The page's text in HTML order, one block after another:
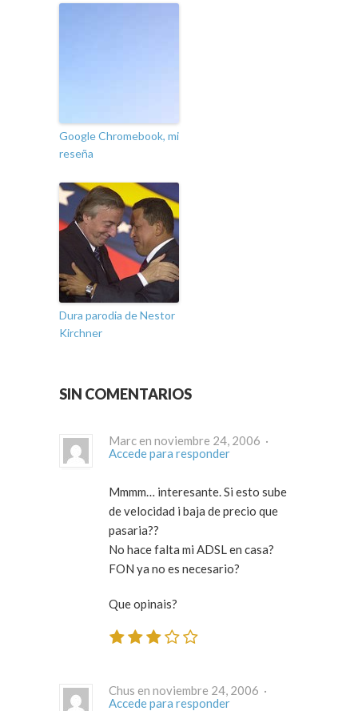
Google Chromebook, mi
reseña
Dura parodia de Nestor
Kirchner
SIN COMENTARIOS
Marc en noviembre 24, 2006 ·
Accede para responder
Mmmm… interesante. Si esto sube
de velocidad i baja de precio que
pasaria??
No hace falta mi ADSL en casa?
FON ya no es necesario?
Que opinais?
Chus en noviembre 24, 2006 ·
Accede para responder